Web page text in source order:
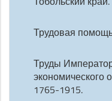
Трудовая
Труды
экономического
1765-1915.